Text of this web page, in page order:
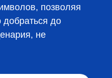
позволяя
добраться до
не